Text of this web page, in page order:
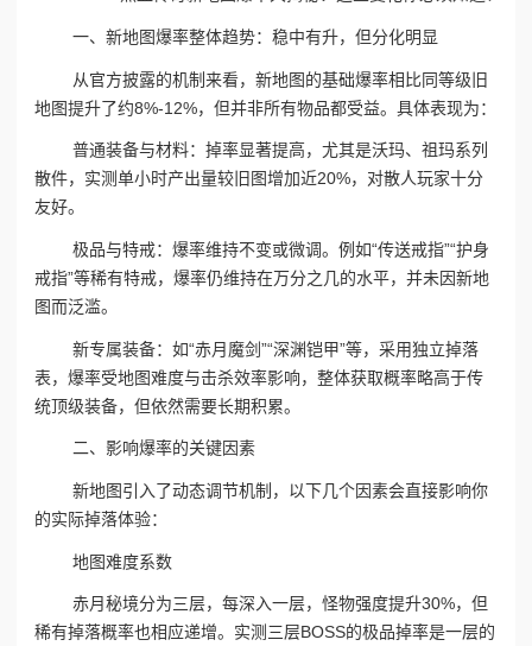
一、新地图爆率整体趋势：稳中有升，但分化明显
从官方披露的机制来看，新地图的基础爆率相比同等级旧
地图提升了约8%-12%，但并非所有物品都受益。具体表现为：
普通装备与材料：掉率显著提高，尤其是沃玛、祖玛系列
散件，实测单小时产出量较旧图增加近20%，对散人玩家十分
友好。
极品与特戒：爆率维持不变或微调。例如“传送戒指”“护身
戒指”等稀有特戒，爆率仍维持在万分之几的水平，并未因新地
图而泛滥。
新专属装备：如“赤月魔剑”“深渊铠甲”等，采用独立掉落
表，爆率受地图难度与击杀效率影响，整体获取概率略高于传
统顶级装备，但依然需要长期积累。
二、影响爆率的关键因素
新地图引入了动态调节机制，以下几个因素会直接影响你
的实际掉落体验：
地图难度系数
赤月秘境分为三层，每深入一层，怪物强度提升30%，但
稀有掉落概率也相应递增。实测三层BOSS的极品掉率是一层的